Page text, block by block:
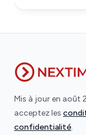
Mis à jour en août
acceptez les
confidentialité.